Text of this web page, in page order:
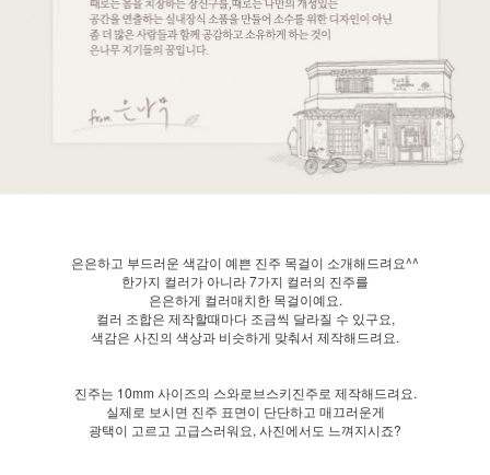
은은하고 부드러운 색감이 예쁜 진주 목걸이 소개해드려요^^
한가지 컬러가 아니라 7가지 컬러의 진주를
은은하게 컬러매치한 목걸이예요.
컬러 조합은 제작할때마다 조금씩 달라질 수 있구요,
색감은 사진의 색상과 비슷하게 맞춰서 제작해드려요.
진주는 10mm 사이즈의 스와로브스키진주로 제작해드려요.
실제로 보시면 진주 표면이 단단하고 매끄러운게
광택이 고르고 고급스러워요, 사진에서도 느껴지시죠?